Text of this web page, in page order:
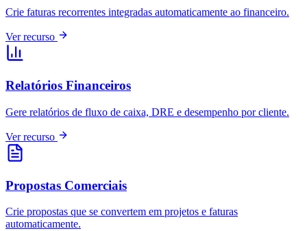
Crie faturas recorrentes integradas automaticamente ao financeiro.
Ver recurso
Relatórios Financeiros
Gere relatórios de fluxo de caixa, DRE e desempenho por cliente.
Ver recurso
Propostas Comerciais
Crie propostas que se convertem em projetos e faturas
automaticamente.